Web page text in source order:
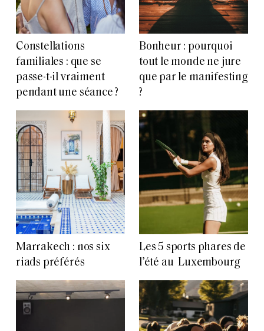
Constellations
familiales : que se
passe-t-il vraiment
pendant une séance ?
Bonheur : pourquoi
tout le monde ne jure
que par le manifesting
?
Marrakech : nos six
riads préférés
Les 5 sports phares de
l’été au Luxembourg